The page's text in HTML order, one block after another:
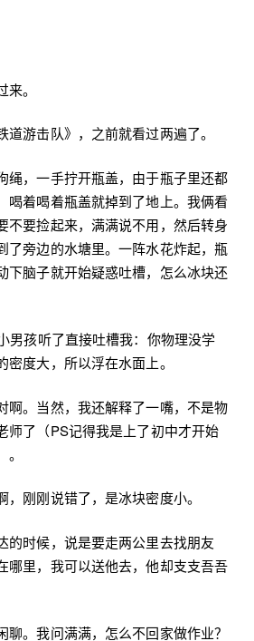
。
游击队》，之前就看过两遍了。
绳，一手拧开瓶盖，由于瓶子里还都
喝着喝着瓶盖就掉到了地上。我俩看
不要捡起来，满满说不用，然后转身
了旁边的水塘里。一阵水花炸起，瓶
下脑子就开始疑惑吐槽，怎么冰块还
男孩听了直接吐槽我：你物理没学
度大，所以浮在水面上。
啊。当然，我还解释了一嘴，不是物
师了（PS记得我是上了初中才开始
刚刚说错了，是冰块密度小。
的时候，说是要走两公里去找朋友
哪里，我可以送他去，他却支支吾吾
聊。我问满满，怎么不回家做作业？